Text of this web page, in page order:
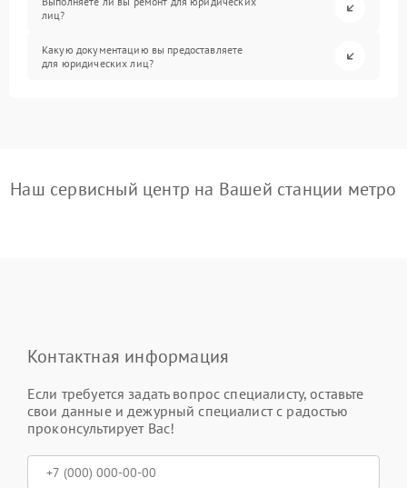
лиц?
Какую документацию вы предоставляете
для юридических лиц?
Наш сервисный центр на Вашей станции метро
Контактная информация
Если требуется задать вопрос специалисту, оставьте
свои данные и дежурный специалист с радостью
проконсультирует Вас!